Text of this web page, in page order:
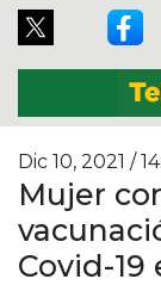
Dic 10, 2021 /
Mujer
Covid-